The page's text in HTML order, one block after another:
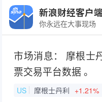
新浪财经客户端
你永远在大事现场
市场消息： 摩根士
票交易平台数据 。
US 摩根士丹利 +1.21%